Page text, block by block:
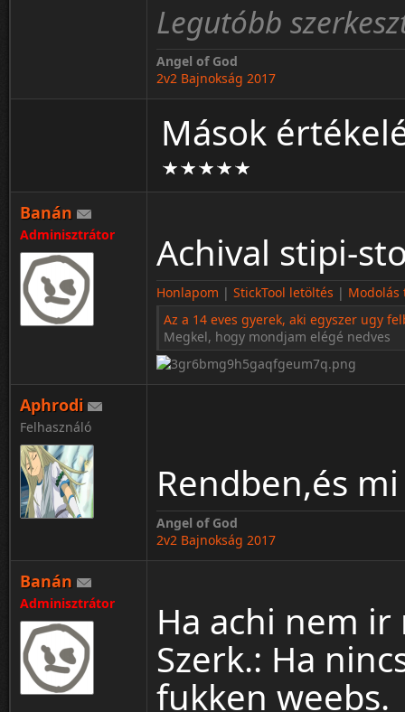
Legutóbb
Angel of God
2v2 Bajnokság 2017
Mások
Banán
Adminisztrátor Achival stipi-
Honlapom | StickTool letöltés | Modolás
Az a 14 eves gyerek, aki egyszer ugy
Megkel, hogy mondjam elégé nedves
Aphrodi
Felhasználó
Rendben,és
Angel of God
2v2 Bajnokság 2017
Banán
Adminisztrátor
Ha achi nem
Szerk.: Ha
fukken weebs.